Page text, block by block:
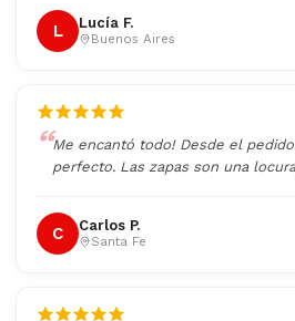
L Lucía F.
Buenos Aires
Me encantó todo! Desde el
perfecto. Las zapas son una
C Carlos P.
Santa Fe